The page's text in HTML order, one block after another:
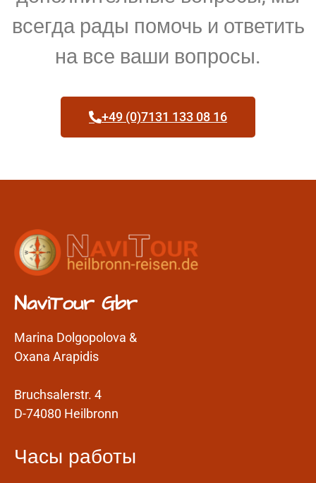
всегда рады помочь и ответить
на все ваши вопросы.
+49 (0)7131 133 08 16
NaviTour Gbr
Marina Dolgopolova &
Oxana Arapidis
Bruchsalerstr. 4
D-74080 Heilbronn
Часы работы